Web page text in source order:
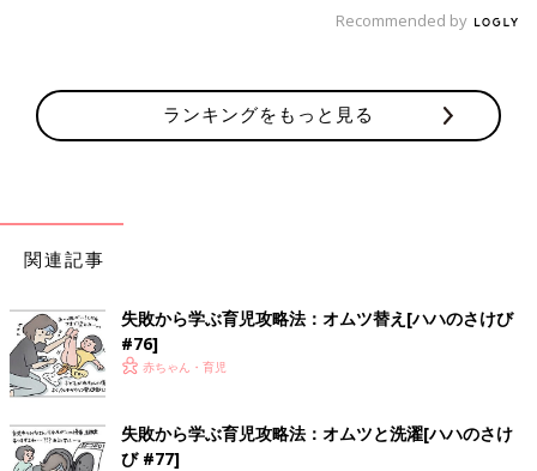
Recommended by
ランキングをもっと見る
関連記事
失敗から学ぶ育児攻略法：オムツ替え[ハハのさけび
#76]
赤ちゃん・育児
失敗から学ぶ育児攻略法：オムツと洗濯[ハハのさけ
び #77]